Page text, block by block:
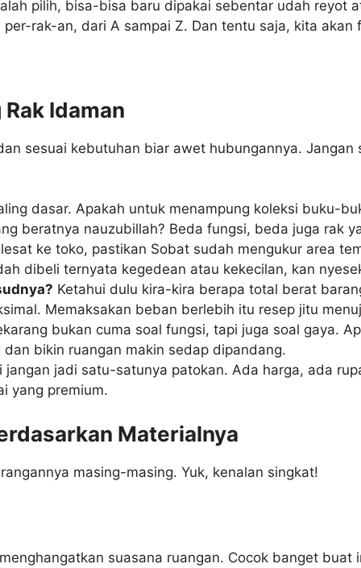
pilih, bisa-bisa baru dipakai sebentar udah reyot
rak-an, dari A sampai Z. Dan tentu saja, kita
Idaman
sesuai kebutuhan biar awet hubungannya.
dasar. Apakah untuk menampung koleksi buku-
beratnya nauzubillah? Beda fungsi, beda juga rak
ke toko, pastikan Sobat sudah mengukur area
dibeli ternyata kegedean atau kekecilan, kan
Ketahui dulu kira-kira berapa total berat
Memaksakan beban berlebih itu resep jitu
bukan cuma soal fungsi, tapi juga soal gaya.
bikin ruangan makin sedap dipandang.
jadi satu-satunya patokan. Ada harga, ada
yang premium.
Materialnya
masing-masing. Yuk, kenalan singkat!
suasana ruangan. Cocok banget buat